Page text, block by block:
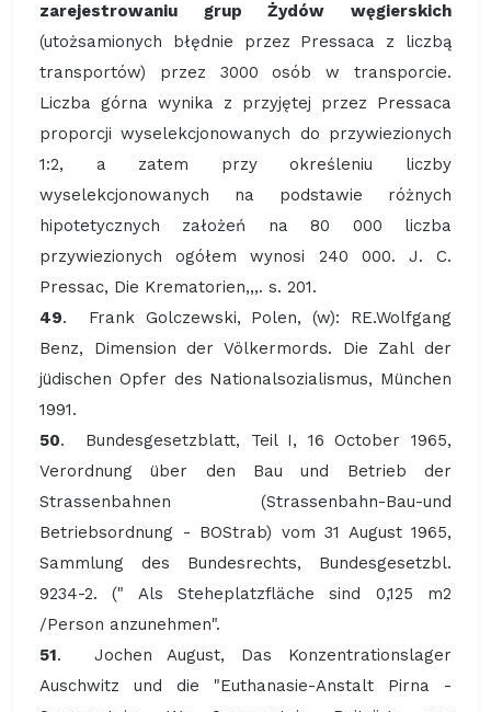
zarejestrowaniu grup Żydów węgierskich
(utożsamionych błędnie przez Pressaca z liczbą
transportów) przez 3000 osób w transporcie.
Liczba górna wynika z przyjętej przez Pressaca
proporcji wyselekcjonowanych do przywiezionych
1:2, a zatem przy określeniu liczby
wyselekcjonowanych na podstawie różnych
hipotetycznych założeń na 80 000 liczba
przywiezionych ogółem wynosi 240 000. J. C.
Pressac, Die Krematorien,,,. s. 201.
49. Frank Golczewski, Polen, (w): RE.Wolfgang
Benz, Dimension der Völkermords. Die Zahl der
jüdischen Opfer des Nationalsozialismus, München
1991.
50. Bundesgesetzblatt, Teil I, 16 October 1965,
Verordnung über den Bau und Betrieb der
Strassenbahnen (Strassenbahn-Bau-und
Betriebsordnung - BOStrab) vom 31 August 1965,
Sammlung des Bundesrechts, Bundesgesetzbl.
9234-2. (" Als Steheplatzfläche sind 0,125 m2
/Person anzunehmen".
51. Jochen August, Das Konzentrationslager
Auschwitz und die "Euthanasie-Anstalt Pirna -